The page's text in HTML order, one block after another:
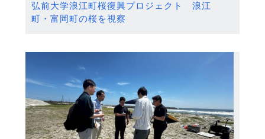
弘前大学浪江町桜復興プロジェクト 浪江
町・富岡町の桜を視察